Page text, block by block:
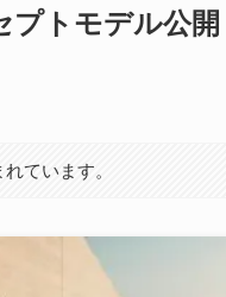
トモデル公
ています。